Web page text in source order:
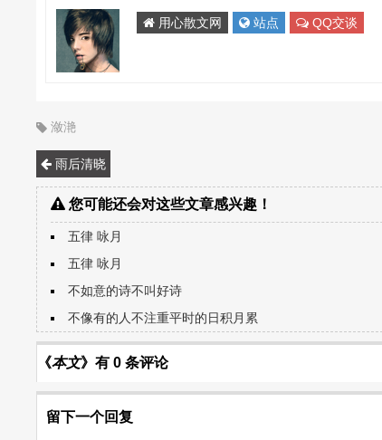
用心散文网 站点 QQ交谈
潋滟
雨后清晓
您可能还会对这些文章感兴趣！
五律 咏月
五律 咏月
不如意的诗不叫好诗
不像有的人不注重平时的日积月累
《本文》有 0 条评论
留下一个回复